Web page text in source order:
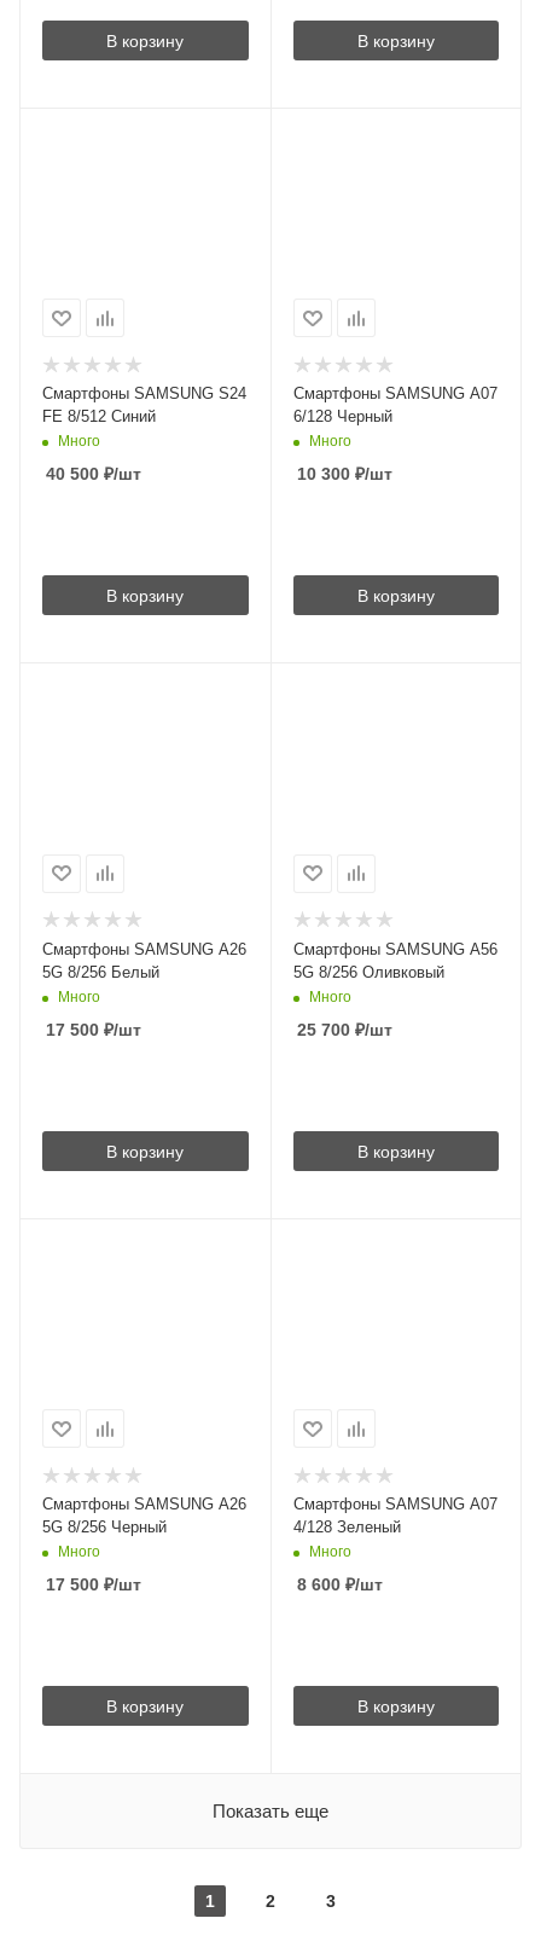
В корзину В корзину
Смартфоны SAMSUNG S24
FE 8/512 Синий
Много
40 500 ₽/шт
В корзину
Смартфоны SAMSUNG A07
6/128 Черный
Много
10 300₽/шт
В корзину
Смартфоны SAMSUNG A26
5G 8/256 Белый
Много
17 500 ₽/шт
В корзину
Смартфоны SAMSUNG A56
5G 8/256 Оливковый
Много
25 700₽/шт
В корзину
Смартфоны SAMSUNG A26
5G 8/256 Черный
Много
17 500 ₽/шт
В корзину
Смартфоны SAMSUNG A07
4/128 Зеленый
Много
8 600₽/шт
В корзину
Показать еще
1 2 3